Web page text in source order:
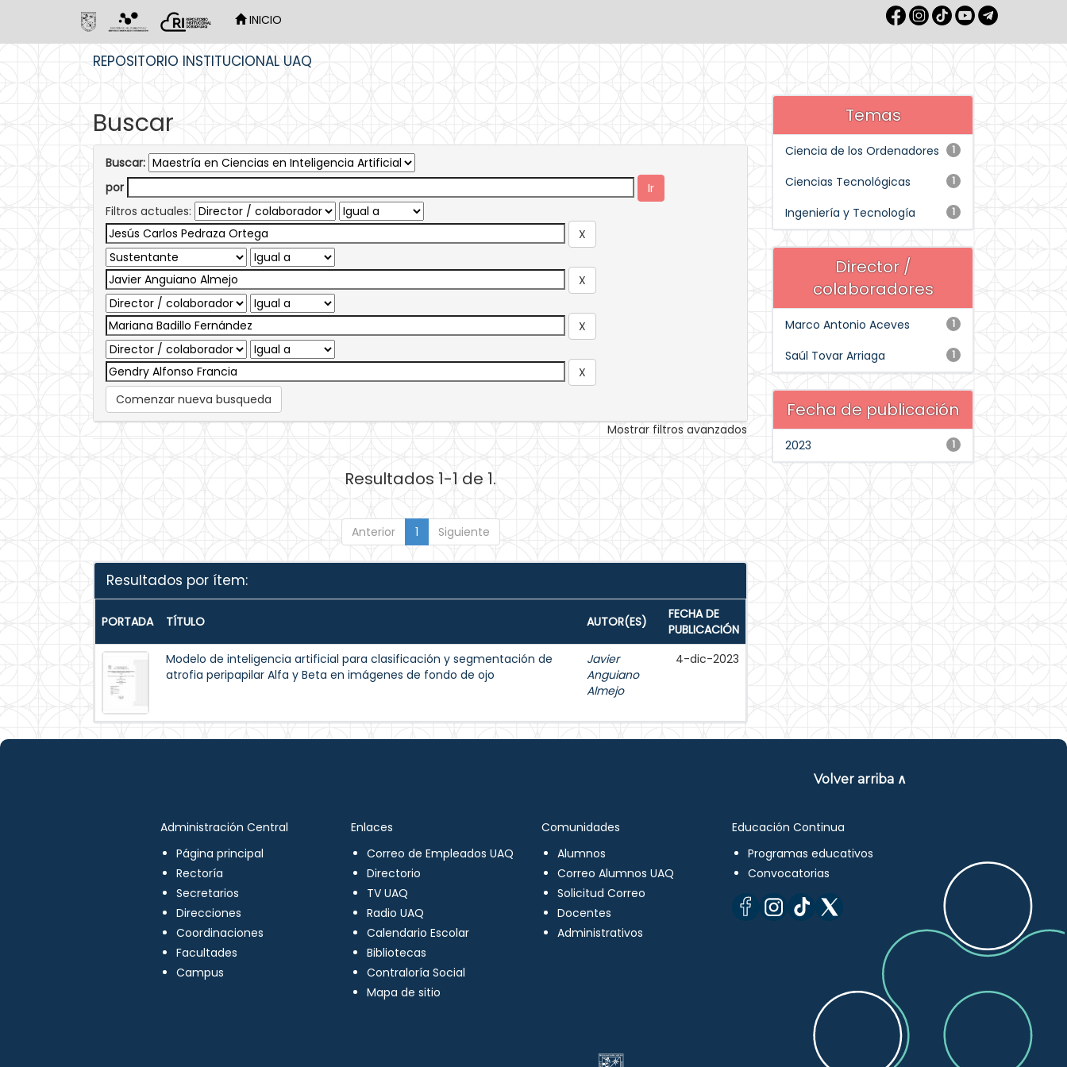
INICIO
REPOSITORIO INSTITUCIONAL UAQ
Buscar
Buscar:
por
Filtros actuales:
Comenzar nueva busqueda
Mostrar filtros avanzados
Resultados 1-1 de 1.
Anterior 1 Siguiente
Resultados por ítem:
PORTADA TÍTULO AUTOR(ES)
FECHA DE
PUBLICACIÓN
Modelo de inteligencia artificial para clasificación y segmentación de
atrofia peripapilar Alfa y Beta en imágenes de fondo de ojo
Javier
Anguiano
Almejo
4-dic-2023
Temas
1
Ciencia de los Ordenadores
1
Ciencias Tecnológicas
1
Ingeniería y Tecnología
Director /
colaboradores
1
Marco Antonio Aceves
1
Saúl Tovar Arriaga
Fecha de publicación
1
2023
Volver arriba ∧
Administración Central
Página principal
Rectoría
Secretarios
Direcciones
Coordinaciones
Facultades
Campus
Enlaces
Correo de Empleados UAQ
Directorio
TV UAQ
Radio UAQ
Calendario Escolar
Bibliotecas
Contraloría Social
Mapa de sitio
Comunidades
Alumnos
Correo Alumnos UAQ
Solicitud Correo
Docentes
Administrativos
Educación Continua
Programas educativos
Convocatorias